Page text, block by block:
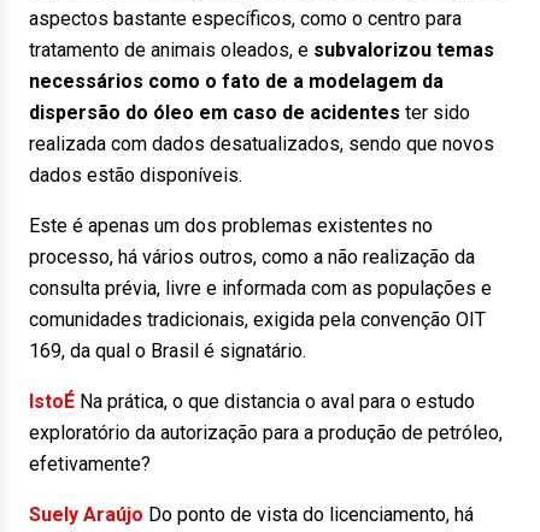
aspectos bastante específicos, como o centro para
tratamento de animais oleados, e subvalorizou temas
necessários como o fato de a modelagem da
dispersão do óleo em caso de acidentes ter sido
realizada com dados desatualizados, sendo que novos
dados estão disponíveis.
Este é apenas um dos problemas existentes no
processo, há vários outros, como a não realização da
consulta prévia, livre e informada com as populações e
comunidades tradicionais, exigida pela convenção OIT
169, da qual o Brasil é signatário.
IstoÉ Na prática, o que distancia o aval para o estudo
exploratório da autorização para a produção de petróleo,
efetivamente?
Suely Araújo Do ponto de vista do licenciamento, há